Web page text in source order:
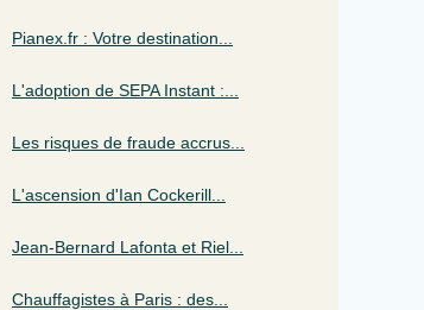
Pianex.fr : Votre destination...
L'adoption de SEPA Instant :...
Les risques de fraude accrus...
L'ascension d'Ian Cockerill...
Jean-Bernard Lafonta et Riel...
Chauffagistes à Paris : des...